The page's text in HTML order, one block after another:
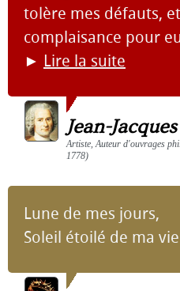
tolère mes défauts,
complaisance pour
► Lire la suite
Jean-
Artiste, Auteur d'ouvrages
1778)
Lune de mes jours,
Soleil étoilé de ma